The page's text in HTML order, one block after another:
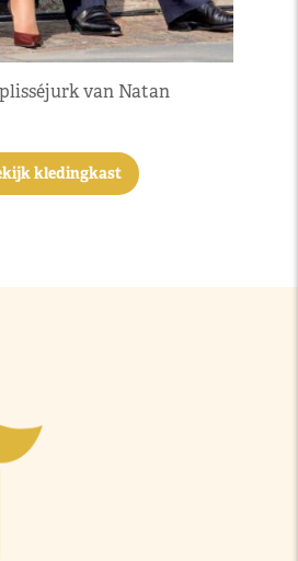
van Natan
kledingkast